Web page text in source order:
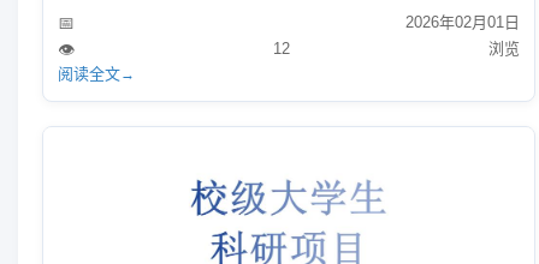
值、科学意义与实践应用的研究方向，挖掘学校科技创新潜力、提
升社会服务能力，同步促进教职工管理、教学、科研水平的整体提
升，学校特设立 “保山中医药高等专科学校科技发展基金”。 本附
件位项目申报专用材料，包含项目申报所需填写的各项核心内容。
具体申报要求可咨询学校科技处。 联系人：刘...
📅 2026年02月01日
👁️ 12
浏览
阅读全文→